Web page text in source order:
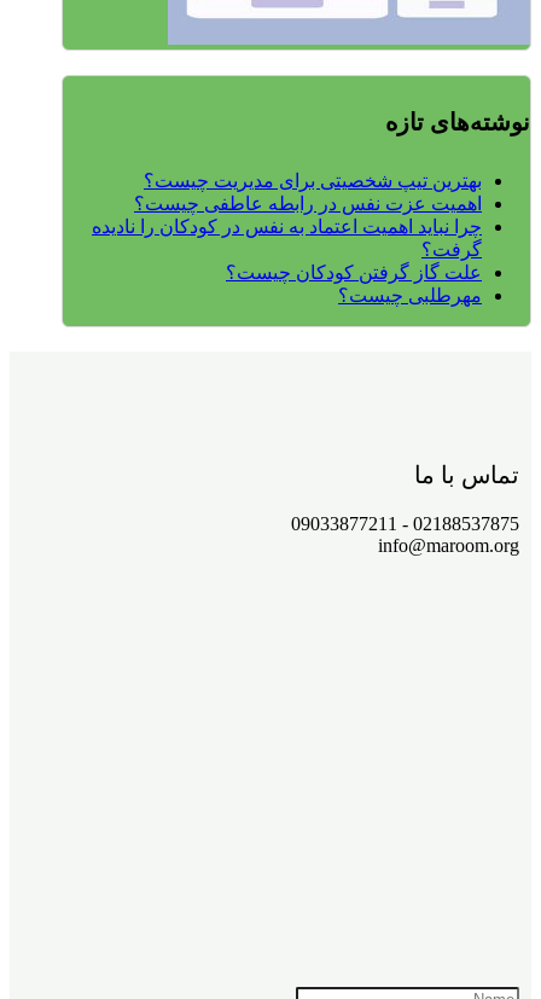
نوشته‌های تازه
بهترین تیپ شخصیتی برای مدیریت چیست؟
اهمیت عزت نفس در رابطه عاطفی چیست؟
چرا نباید اهمیت اعتماد به نفس در کودکان را نادیده
گرفت؟
علت گاز گرفتن کودکان چیست؟
مهرطلبی چیست؟
تماس با ما
02188537875 - 09033877211
info@maroom.org